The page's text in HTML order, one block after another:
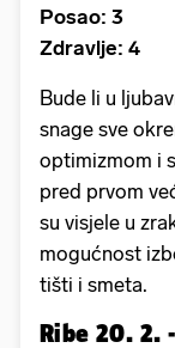
Posao: 3
Zdravlje: 4
Bude li u
snage sve
optimizmom i
pred prvom
su visjele u
mogućnost
tišti i smeta.
Ribe 20. 2.